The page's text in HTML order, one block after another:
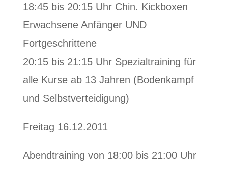
18:45 bis 20:15 Uhr Chin. Kickboxen
Erwachsene Anfänger UND
Fortgeschrittene
20:15 bis 21:15 Uhr Spezialtraining für
alle Kurse ab 13 Jahren (Bodenkampf
und Selbstverteidigung)
Freitag 16.12.2011
Abendtraining von 18:00 bis 21:00 Uhr